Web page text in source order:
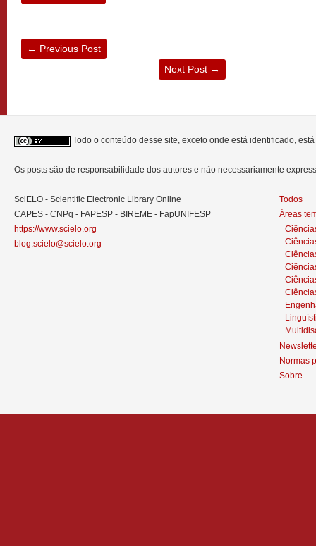
← Previous Post
Next Post →
Todo o conteúdo desse site, exceto onde está identificado,
Os posts são de responsabilidade dos autores e não necessariamente
SciELO - Scientific Electronic Library Online
CAPES - CNPq - FAPESP - BIREME - FapUNIFESP
https://www.scielo.org
blog.scielo@scielo.org
Todos
Áreas
Normas
Sobre